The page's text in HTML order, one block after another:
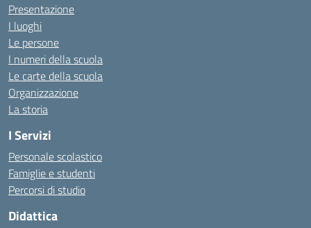
Presentazione
I luoghi
Le persone
I numeri della scuola
Le carte della scuola
Organizzazione
La storia
I Servizi
Personale scolastico
Famiglie e studenti
Percorsi di studio
Didattica